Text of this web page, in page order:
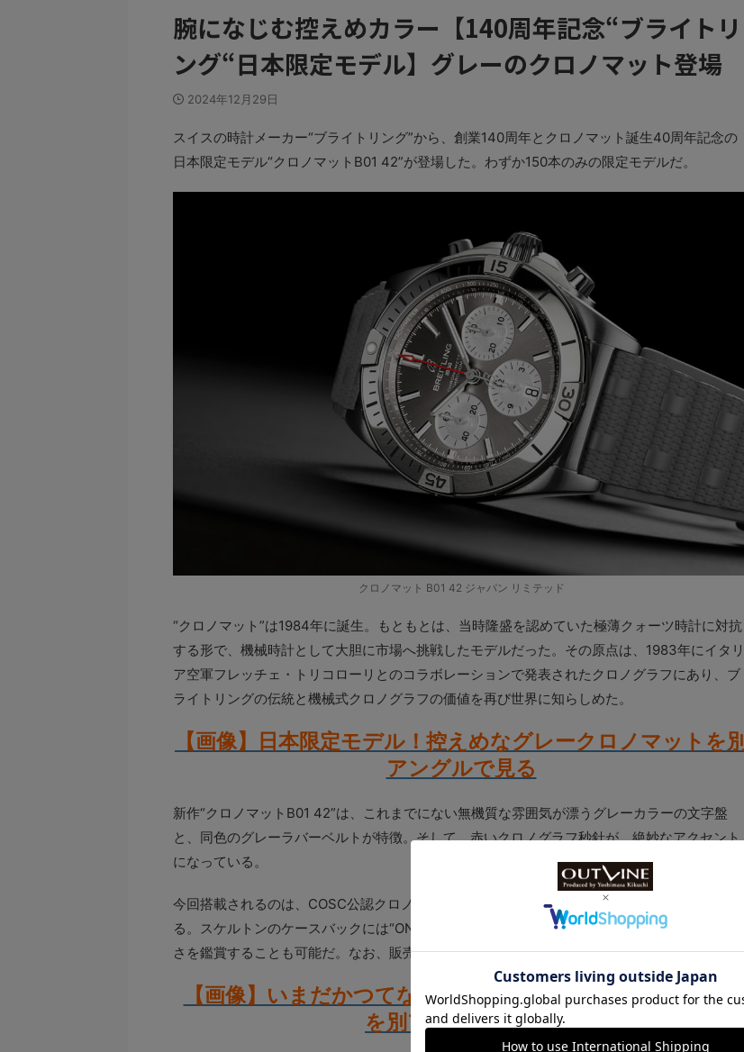
腕になじむ控えめカラー【140周年記念“ブライトリ
ング“日本限定モデル】グレーのクロノマット登場
2024年12月29日
スイスの時計メーカー“ブライトリング”から、創業140周年とクロノマット誕生40周年記念の
日本限定モデル“クロノマットB01 42”が登場した。わずか150本のみの限定モデルだ。
クロノマット B01 42 ジャパン リミテッド
“クロノマット”は1984年に誕生。もともとは、当時隆盛を認めていた極薄クォーツ時計に対抗
する形で、機械時計として大胆に市場へ挑戦したモデルだった。その原点は、1983年にイタリ
ア空軍フレッチェ・トリコローリとのコラボレーションで発表されたクロノグラフにあり、ブ
ライトリングの伝統と機械式クロノグラフの価値を再び世界に知らしめた。
【画像】日本限定モデル！控えめなグレークロノマットを別
アングルで見る
新作“クロノマットB01 42”は、これまでにない無機質な雰囲気が漂うグレーカラーの文字盤
と、同色のグレーラバーベルトが特徴。そして、赤いクロノグラフ秒針が、絶妙なアクセント
になっている。
今回搭載されるのは、COSC公認クロノメーターのマニュファクチュールキャリバー01であ
る。スケルトンのケースバックには“ONE OF 150”の刻印が施されるほか、ムーヴメントの美し
さを鑑賞することも可能だ。なお、販売価格は115万5000円となる。
【画像】いまだかつてない、控えめなグレークロノマット
を別アングルで見る